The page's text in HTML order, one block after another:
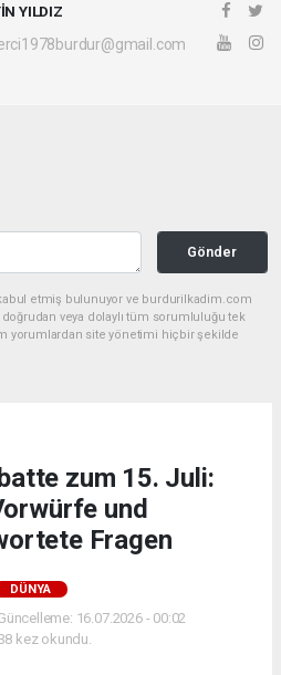
YILDIZ
Gönder
etmiş bulunuyor ve burdurilkadim.com
veya dolaylı tüm sorumluluğu tek
yorumlardan site yönetimi hiçbir şekilde
zum 15. Juli:
und
Fragen
DÜNYA
16.07.2026 - 00:02
kez okundu.